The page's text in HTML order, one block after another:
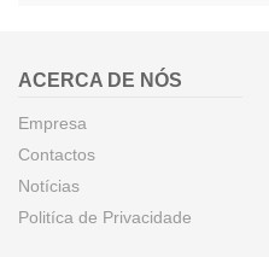
ACERCA DE NÓS
Empresa
Contactos
Notícias
Politíca de Privacidade